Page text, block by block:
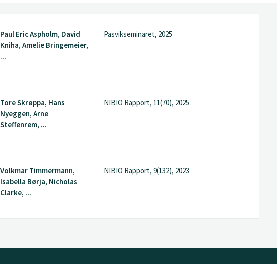
Paul Eric Aspholm, David
Kniha, Amelie Bringemeier,
...
Pasvikseminaret, 2025
Tore Skrøppa, Hans
Nyeggen, Arne
Steffenrem, ...
NIBIO Rapport, 11(70), 2025
Volkmar Timmermann,
Isabella Børja, Nicholas
Clarke, ...
NIBIO Rapport, 9(132), 2023